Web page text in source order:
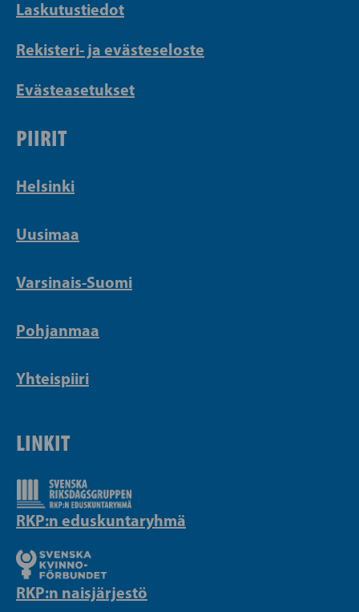
Laskutustiedot
Rekisteri- ja evästeseloste
Evästeasetukset
PIIRIT
Helsinki
Uusimaa
Varsinais-Suomi
Pohjanmaa
Yhteispiiri
LINKIT
RKP:n eduskuntaryhmä
RKP:n naisjärjestö